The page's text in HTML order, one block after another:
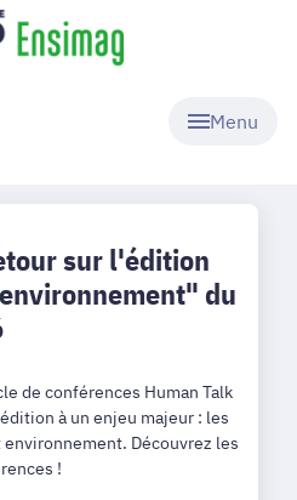
Menu
sur l'édition
du
de conférences Human Talk
à un enjeu majeur : les
Découvrez les
!